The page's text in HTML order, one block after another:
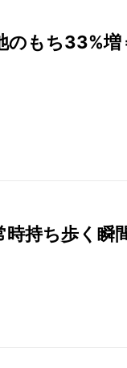
のもち33%増
持ち歩く瞬